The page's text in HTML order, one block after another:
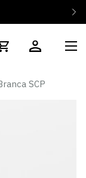
SCP